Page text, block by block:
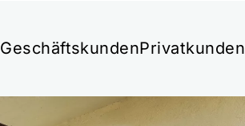
GeschäftskundenPrivatkunden